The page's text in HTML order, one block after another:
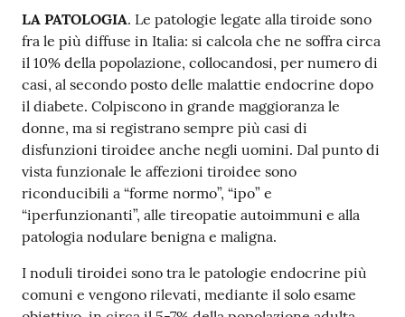
LA PATOLOGIA. Le patologie legate alla tiroide sono
fra le più diffuse in Italia: si calcola che ne soffra circa
il 10% della popolazione, collocandosi, per numero di
casi, al secondo posto delle malattie endocrine dopo
il diabete. Colpiscono in grande maggioranza le
donne, ma si registrano sempre più casi di
disfunzioni tiroidee anche negli uomini. Dal punto di
vista funzionale le affezioni tiroidee sono
riconducibili a “forme normo”, “ipo” e
“iperfunzionanti”, alle tireopatie autoimmuni e alla
patologia nodulare benigna e maligna.
I noduli tiroidei sono tra le patologie endocrine più
comuni e vengono rilevati, mediante il solo esame